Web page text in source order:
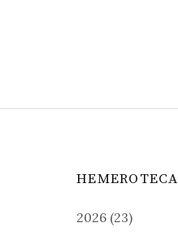
HEMEROTECA
2026 (23)